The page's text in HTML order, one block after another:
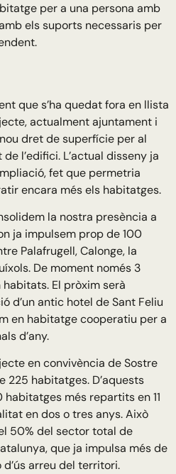
per a una persona amb
els suports necessaris per
que s’ha quedat fora en llista
actualment ajuntament i
dret de superfície per al
l’edifici. L’actual disseny ja
fet que permetria
encara més els habitatges.
la nostra presència a
ja impulsem prop de 100
Palafrugell, Calonge, la
De moment només 3
El pròxim serà
d’un antic hotel de Sant Feliu
en habitatge cooperatiu per a
d’any.
en convivència de Sostre
225 habitatges. D’aquests
més repartits en 11
en dos o tres anys. Això
50% del sector total de
que ja impulsa més de
arreu del territori.